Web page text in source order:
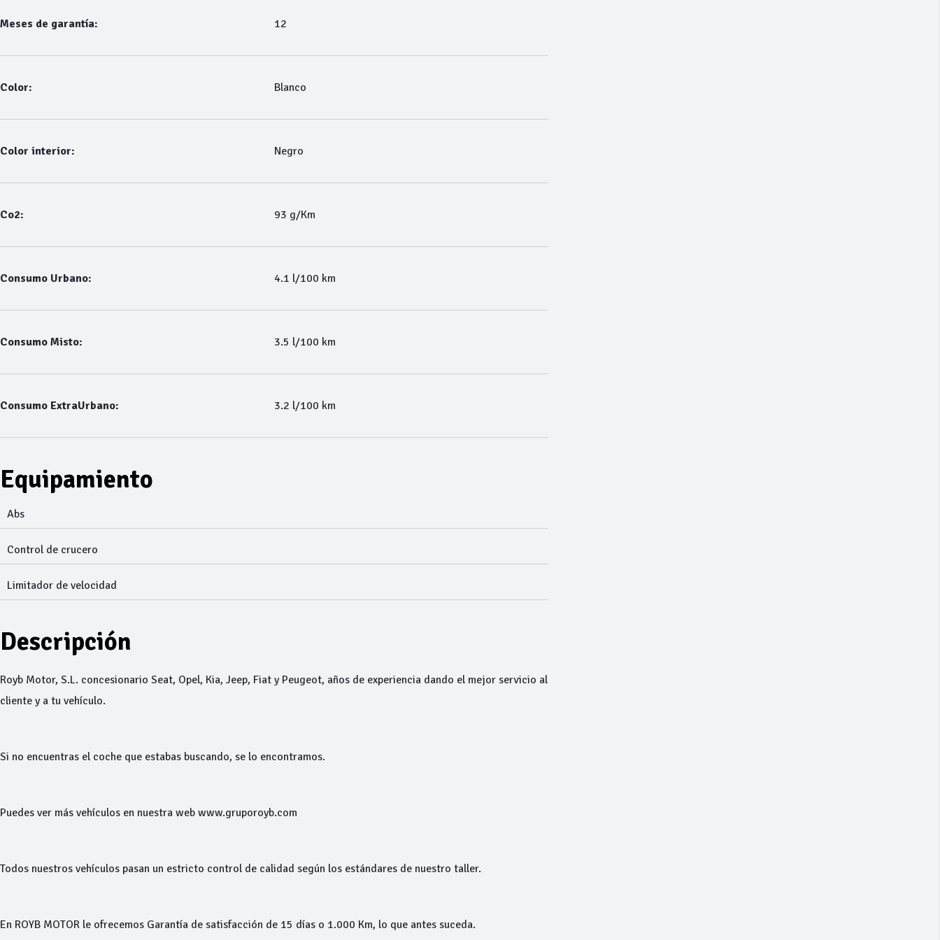
Meses de garantía: 12
Color: Blanco
Color interior: Negro
Co2: 93 g/Km
Consumo Urbano: 4.1 l/100 km
Consumo Misto: 3.5 l/100 km
Consumo ExtraUrbano: 3.2 l/100 km
Equipamiento
Abs
Control de crucero
Limitador de velocidad
Descripción
Royb Motor, S.L. concesionario Seat, Opel, Kia, Jeep, Fiat y Peugeot, años de experiencia dando el mejor servicio al
cliente y a tu vehículo.
Si no encuentras el coche que estabas buscando, se lo encontramos.
Puedes ver más vehículos en nuestra web www.gruporoyb.com
Todos nuestros vehículos pasan un estricto control de calidad según los estándares de nuestro taller.
En ROYB MOTOR le ofrecemos Garantía de satisfacción de 15 días o 1.000 Km, lo que antes suceda.